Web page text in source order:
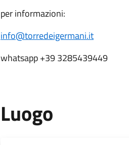
per informazioni:
info@torredeigermani.it
whatsapp +39 3285439449
Luogo